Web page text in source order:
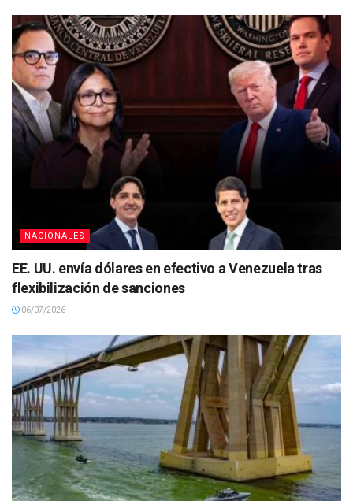
NACIONALES
EE. UU. envía dólares en efectivo a Venezuela tras
flexibilización de sanciones
06/07/2026